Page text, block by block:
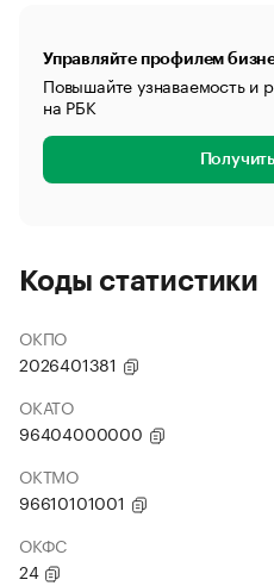
Управляйте профилем
Повышайте узнаваемость и
на РБК
Коды статистики
ОКПО
2026401381
ОКАТО
96404000000
ОКТМО
96610101001
ОКФС
24